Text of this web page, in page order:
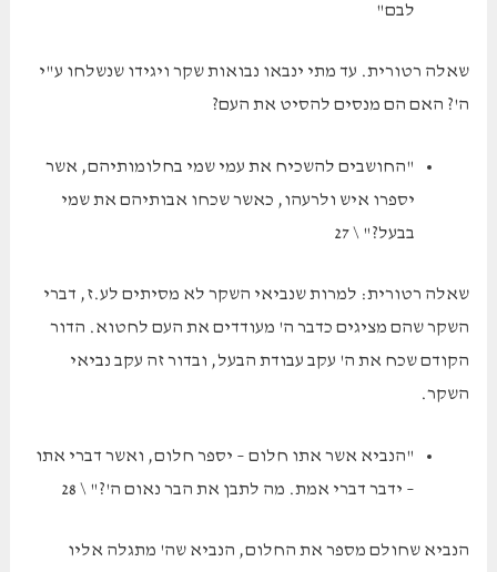
לבם"
שאלה רטורית. עד מתי ינבאו נבואות שקר ויגידו שנשלחו ע"י
ה'? האם הם מנסים להסיט את העם?
"החושבים להשכיח את עמי שמי בחלומותיהם, אשר
יספרו איש ולרעהו, כאשר שכחו אבותיהם את שמי
בבעל?" \ 27
שאלה רטורית: למרות שנביאי השקר לא מסיתים לע.ז, דברי
השקר שהם מציגים כדבר ה' מעודדים את העם לחטוא. הדור
הקודם שכח את ה' עקב עבודת הבעל, ובדור זה עקב נביאי
השקר.
"הנביא אשר אתו חלום – יספר חלום, ואשר דברי אתו
– ידבר דברי אמת. מה לתבן את הבר נאום ה'?" \ 28
הנביא שחולם מספר את החלום, הנביא שה' מתגלה אליו